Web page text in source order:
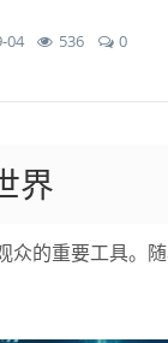
04 536 0
界
的重要工具。